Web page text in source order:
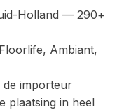
Holland — 290+
Ambiant,
importeur
plaatsing in heel